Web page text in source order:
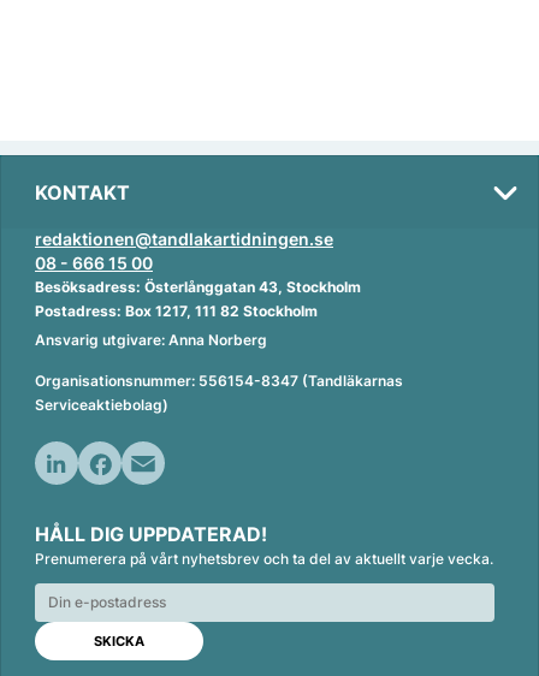
KONTAKT
redaktionen@tandlakartidningen.se
08 - 666 15 00
Besöksadress: Österlånggatan 43, Stockholm
Postadress: Box 1217, 111 82 Stockholm
Ansvarig utgivare: Anna Norberg
Organisationsnummer: 556154-8347 (Tandläkarnas
Serviceaktiebolag)
n
k
e
d
n
c
e
b
o
o
k
a
i
l
HÅLL DIG UPPDATERAD!
Prenumerera på vårt nyhetsbrev och ta del av aktuellt varje vecka.